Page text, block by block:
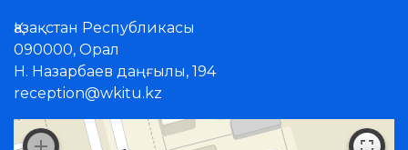
Қазақстан Республикасы
090000, Орал
Н. Назарбаев даңғылы, 194
reception@wkitu.kz